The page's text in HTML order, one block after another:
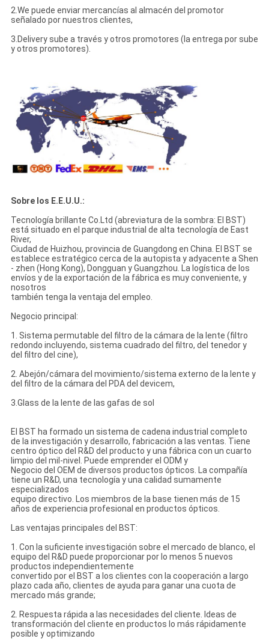
2.We puede enviar mercancías al almacén del promotor
señalado por nuestros clientes,
3.Delivery sube a través y otros promotores (la entrega por sube
y otros promotores).
Sobre los E.E.U.U.:
Tecnología brillante Co.Ltd (abreviatura de la sombra: El BST)
está situado en el parque industrial de alta tecnología de East
River,
Ciudad de Huizhou, provincia de Guangdong en China. El BST se
establece estratégico cerca de la autopista y adyacente a Shen
- zhen (Hong Kong), Dongguan y Guangzhou. La logística de los
envíos y de la exportación de la fábrica es muy conveniente, y
nosotros
también tenga la ventaja del empleo.
Negocio principal:
1. Sistema permutable del filtro de la cámara de la lente (filtro
redondo incluyendo, sistema cuadrado del filtro, del tenedor y
del filtro del cine),
2. Abejón/cámara del movimiento/sistema externo de la lente y
del filtro de la cámara del PDA del devicem,
3.Glass de la lente de las gafas de sol
El BST ha formado un sistema de cadena industrial completo
de la investigación y desarrollo, fabricación a las ventas. Tiene
centro óptico del R&D del producto y una fábrica con un cuarto
limpio del mil-nivel. Puede emprender el ODM y
Negocio del OEM de diversos productos ópticos. La compañía
tiene un R&D, una tecnología y una calidad sumamente
especializados
equipo directivo. Los miembros de la base tienen más de 15
años de experiencia profesional en productos ópticos.
Las ventajas principales del BST:
1. Con la suficiente investigación sobre el mercado de blanco, el
equipo del R&D puede proporcionar por lo menos 5 nuevos
productos independientemente
convertido por el BST a los clientes con la cooperación a largo
plazo cada año, clientes de ayuda para ganar una cuota de
mercado más grande;
2. Respuesta rápida a las necesidades del cliente. Ideas de
transformación del cliente en productos lo más rápidamente
posible y optimizando